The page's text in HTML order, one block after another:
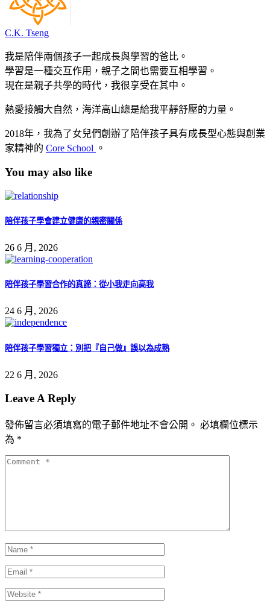
C.K. Tseng
我是陪伴兩個孩子一起成長與學習的爸比。
學習是一種交互作用，親子之間也需要互相學習。
現在是親子共學的時代，我很享受在其中。
熱愛接觸大自然，海洋高山總是給我平靜舒壓的力量。
2018年，我為了女兒們創辦了陪伴孩子具有成長型心態與創業
家精神的 Core School 。
You may also like
陪伴孩子學會建立健康的親密關係
26 6 月, 2026
陪伴孩子學習合作的真諦：從小我走向高我
24 6 月, 2026
陪伴孩子學習獨立：別把『自己做』誤以為成熟
22 6 月, 2026
Leave A Reply
發佈留言必須填寫的電子郵件地址不會公開。 必填欄位標示
為 *